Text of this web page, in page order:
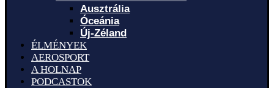
Ausztrália
Óceánia
Új-Zéland
ÉLMÉNYEK
AEROSPORT
A HOLNAP
PODCASTOK